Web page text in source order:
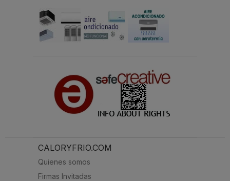
CALORYFRIO.COM
Quienes somos
Firmas Invitadas